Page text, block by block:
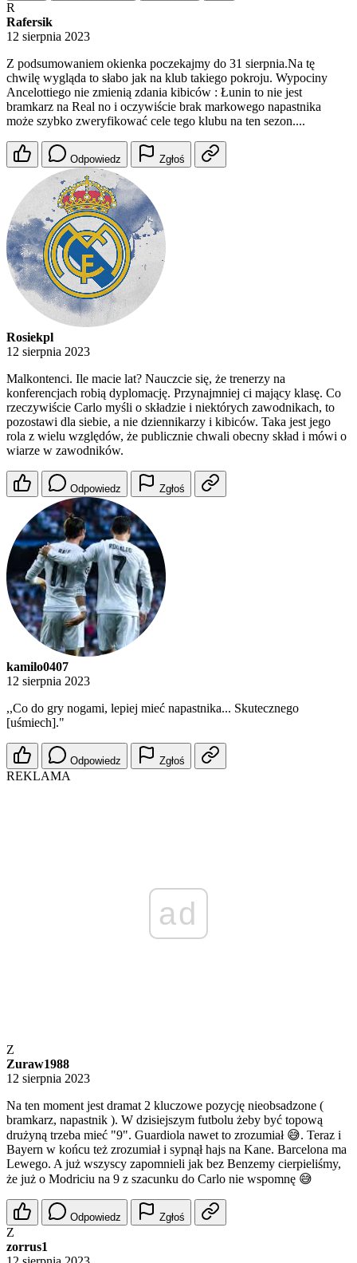
R
Rafersik
12 sierpnia 2023
Z podsumowaniem okienka poczekajmy do 31 sierpnia.Na tę
chwilę wygląda to słabo jak na klub takiego pokroju. Wypociny
Ancelottiego nie zmienią zdania kibiców : Łunin to nie jest
bramkarz na Real no i oczywiście brak markowego napastnika
może szybko zweryfikować cele tego klubu na ten sezon....
Odpowiedz Zgłoś
Rosiekpl
12 sierpnia 2023
Malkontenci. Ile macie lat? Nauczcie się, że trenerzy na
konferencjach robią dyplomację. Przynajmniej ci mający klasę. Co
rzeczywiście Carlo myśli o składzie i niektórych zawodnikach, to
pozostawi dla siebie, a nie dziennikarzy i kibiców. Taka jest jego
rola z wielu względów, że publicznie chwali obecny skład i mówi o
wiarze w zawodników.
Odpowiedz Zgłoś
kamilo0407
12 sierpnia 2023
,,Co do gry nogami, lepiej mieć napastnika... Skutecznego
[uśmiech]."
Odpowiedz Zgłoś
REKLAMA
ad
Z
Zuraw1988
12 sierpnia 2023
Na ten moment jest dramat 2 kluczowe pozycję nieobsadzone (
bramkarz, napastnik ). W dzisiejszym futbolu żeby być topową
drużyną trzeba mieć "9". Guardiola nawet to zrozumiał 😅. Teraz i
Bayern w końcu też zrozumiał i sypnął hajs na Kane. Barcelona ma
Lewego. A już wszyscy zapomnieli jak bez Benzemy cierpieliśmy,
że już o Modriciu na 9 z szacunku do Carlo nie wspomnę 😅
Odpowiedz Zgłoś
Z
zorrus1